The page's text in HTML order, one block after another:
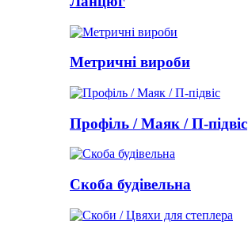
Метричні вироби
Профіль / Маяк / П-підвіс
Скоба будівельна